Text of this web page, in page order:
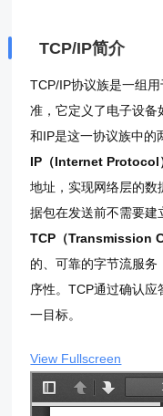
TCP/IP简介
TCP/IP协议族是一组
准，它定义了电子设备
和IP是这一协议族中的
IP（Internet Protocol
地址，实现网络层的数
据包在发送前不需要建
TCP（Transmission
的、可靠的字节流服
序性。TCP通过确认
一目标。
View Fullscreen